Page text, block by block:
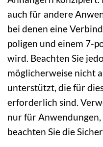
auch für andere
bei denen eine
poligen und einem 7-
wird. Beachten Sie
möglicherweise nicht
unterstützt, die für
erforderlich sind.
nur für
beachten Sie die